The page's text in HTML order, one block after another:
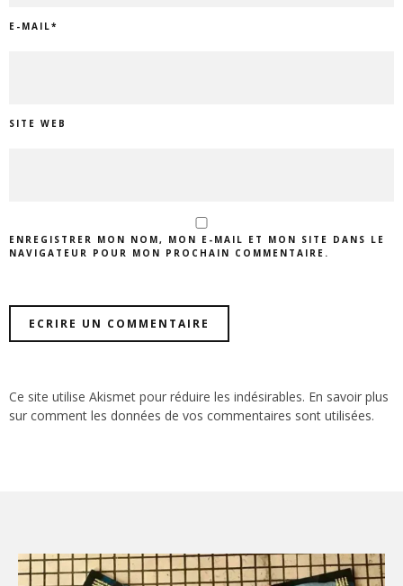
E-MAIL*
SITE WEB
ENREGISTRER MON NOM, MON E-MAIL ET MON SITE DANS LE
NAVIGATEUR POUR MON PROCHAIN COMMENTAIRE.
Ce site utilise Akismet pour réduire les indésirables. En savoir plus
sur comment les données de vos commentaires sont utilisées.